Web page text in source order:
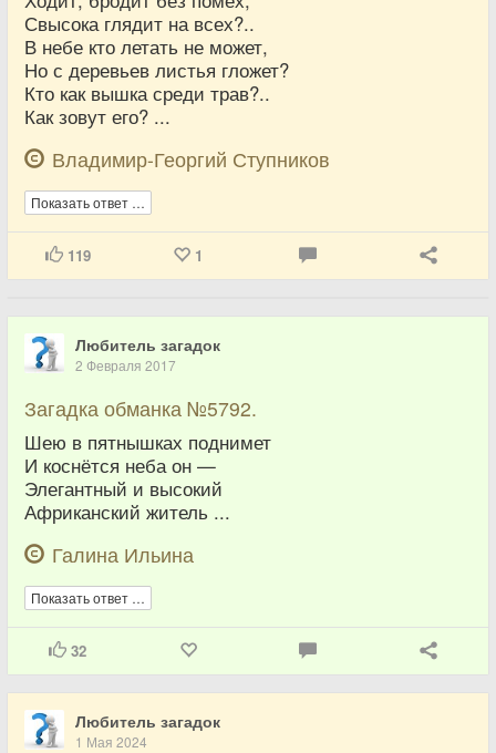
Свысока глядит на всех?..
В небе кто летать не может,
Но с деревьев листья гложет?
Кто как вышка среди трав?..
Как зовут его? ...
Владимир-Георгий Ступников
Показать ответ …
119 1
Любитель загадок
2 Февраля 2017
Загадка обманка №5792.
Шею в пятнышках поднимет
И коснётся неба он —
Элегантный и высокий
Африканский житель ...
Галина Ильина
Показать ответ …
32
Любитель загадок
1 Мая 2024